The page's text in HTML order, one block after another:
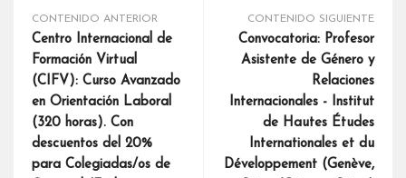
CONTENIDO ANTERIOR
Centro Internacional de
Formación Virtual
(CIFV): Curso Avanzado
en Orientación Laboral
(320 horas). Con
descuentos del 20%
para Colegiadas/os de
CONTENIDO SIGUIENTE
Convocatoria: Profesor
Asistente de Género y
Relaciones
Internacionales - Institut
de Hautes Études
Internationales et du
Développement (Genève,